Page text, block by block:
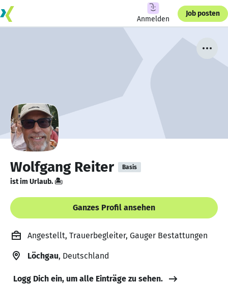
Anmelden
Job posten
Wolfgang Reiter Basis
ist im Urlaub. 🏝️
Ganzes Profil ansehen
Angestellt, Trauerbegleiter, Gauger Bestattungen
Löchgau, Deutschland
Logg Dich ein, um alle Einträge zu sehen.